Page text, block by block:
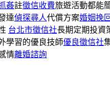
姦註徵信收費旅遊活動都能
達偵探尋人代償方案婚姻挽回
台北市徵信社長期定期投資
學習的優良技師優良徵信社
情離婚諮詢